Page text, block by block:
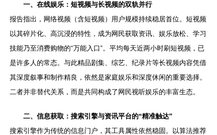
一、在线娱乐：短视频与长视频的双轨并行
报告指出，网络视频（含短视频）用户规模持续稳居首位。短视频
以其碎片化、高沉浸的特性，成为网民获取资讯、娱乐放松、学习
技能乃至消费购物的“万能入口”。平均每天近两小时刷短视频，已
是许多人的常态。与此精品剧集、综艺、纪录片等长视频内容凭借
其深度叙事和制作精良，依然是家庭娱乐和深度休闲的重要选择。
二者并非替代关系，而是共同构成了网民视听娱乐的丰富生态。
二、信息获取：搜索引擎与资讯平台的“精准触达”
搜索引擎作为传统的信息门户，其工具属性依然稳固。以算法推荐